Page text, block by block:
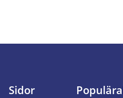
Sidor
Populära